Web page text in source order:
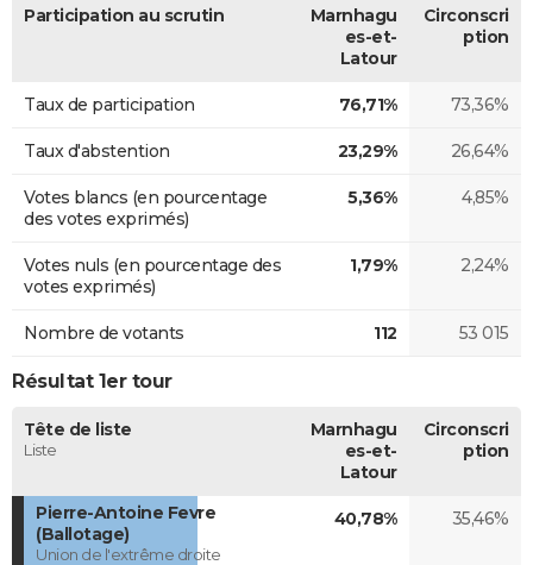
Participation au scrutin
Marnhagu
es-et-
Latour
Circonscri
ption
Taux de participation 76,71% 73,36%
Taux d'abstention 23,29% 26,64%
Votes blancs (en pourcentage
des votes exprimés)
5,36% 4,85%
Votes nuls (en pourcentage des
votes exprimés)
1,79% 2,24%
Nombre de votants 112 53 015
Résultat 1er tour
Tête de liste
Liste
Marnhagu
es-et-
Latour
Circonscri
ption
Pierre-Antoine Fevre
(Ballotage)
Union de l'extrême droite
40,78% 35,46%